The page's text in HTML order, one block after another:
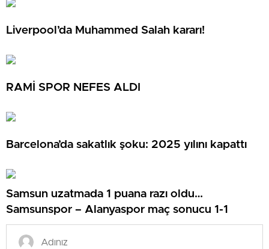
Liverpool’da Muhammed Salah kararı!
RAMİ SPOR NEFES ALDI
Barcelona’da sakatlık şoku: 2025 yılını kapattı
Samsun uzatmada 1 puana razı oldu…
Samsunspor – Alanyaspor maç sonucu 1-1